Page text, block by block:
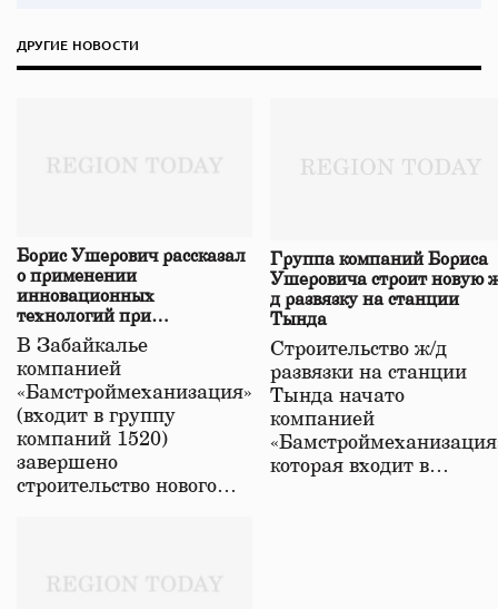
ДРУГИЕ НОВОСТИ
Борис Ушерович рассказал
о применении
инновационных
технологий при
строительстве нового моста
в Забайкалье
В Забайкалье
компанией
«Бамстроймеханизация»
(входит в группу
компаний 1520)
завершено
строительство нового…
Группа компаний Бориса
Ушеровича строит новую
д развязку на станции
Тында
Строительство ж/д
развязки на станции
Тында начато
компанией
которая входит в…